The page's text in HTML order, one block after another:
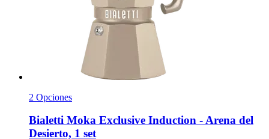
2 Opciones
Bialetti Moka Exclusive Induction -​ Arena del
Desierto, 1 set